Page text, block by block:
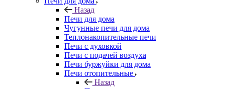
Назад
Печи для дома
Чугунные печи для дома
Теплонакопительные печи
Печи с духовкой
Печи с подачей воздуха
Печи буржуйки для дома
Печи отопительные
Назад